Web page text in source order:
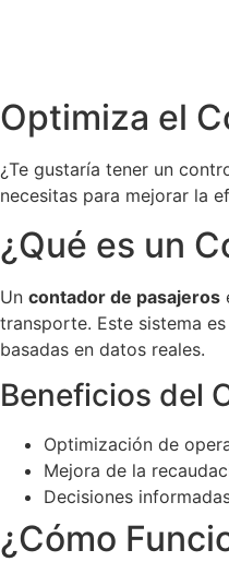
Optimiza el
¿Te gustaría tener un
necesitas para mejorar la
¿Qué es un
Un contador de pasajeros
transporte. Este sistema
basadas en datos reales.
Beneficios del
Optimización de
Mejora de la
Decisiones
¿Cómo